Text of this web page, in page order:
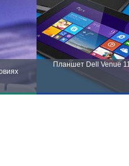
Планшет Dell Venue